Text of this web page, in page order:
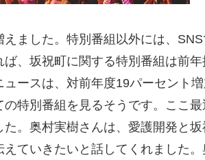
ました。特別番組以外には、
、坂祝町に関する特別番組は前
ースは、対前年度19パーセント
特別番組を見るそうです。ここ
。奥村実樹さんは、愛護開発と
ていきたいと話してくれました